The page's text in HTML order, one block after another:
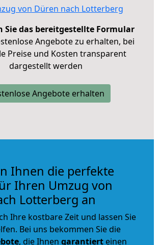
von Düren nach Lotterberg
Sie das bereitgestellte Formular
Angebote zu erhalten, bei
Preise und Kosten transparent
dargestellt werden
Angebote erhalten
Ihnen die perfekte
Ihren Umzug von
Lotterberg an
Ihre kostbare Zeit und lassen Sie
Bei uns bekommen Sie die
, die Ihnen garantiert einen